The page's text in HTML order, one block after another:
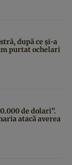
după ce și-a
purtat ochelari
de dolari”.
atacă averea